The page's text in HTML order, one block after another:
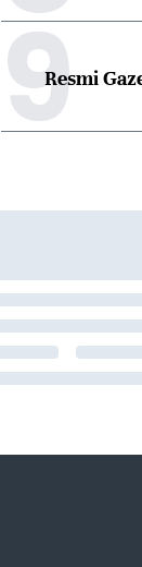
9
Resmi